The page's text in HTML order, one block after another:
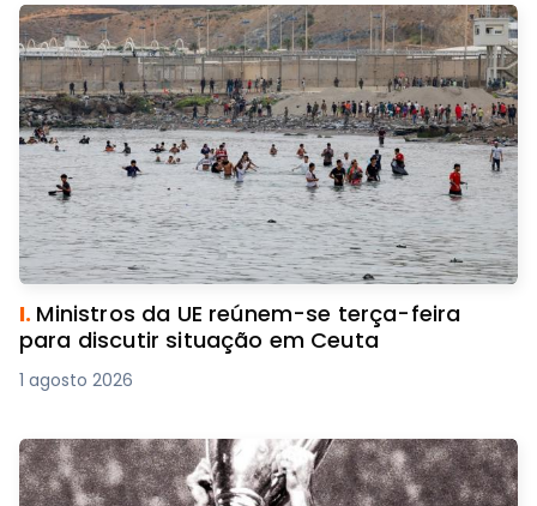
I. Ministros da UE reúnem-se terça-feira
para discutir situação em Ceuta
1 agosto 2026